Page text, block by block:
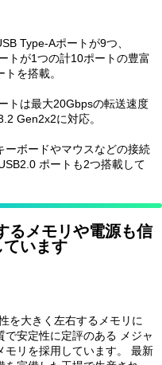
Type-Aポートが9つ、
トが1つの計10ポートの豊富
トを搭載。
トは最大20Gbpsの転送速度
Gen2x2に対応。
ーボードやマウスなどの接続
ポートも2つ搭載して
るメモリや電源も信
います
を大きく左右するメモリに
で安定性に定評のある メジャ
モリを採用しています。 最新